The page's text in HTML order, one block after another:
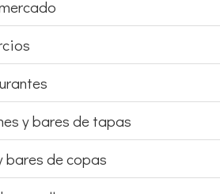
y bares de tapas
bares de copas